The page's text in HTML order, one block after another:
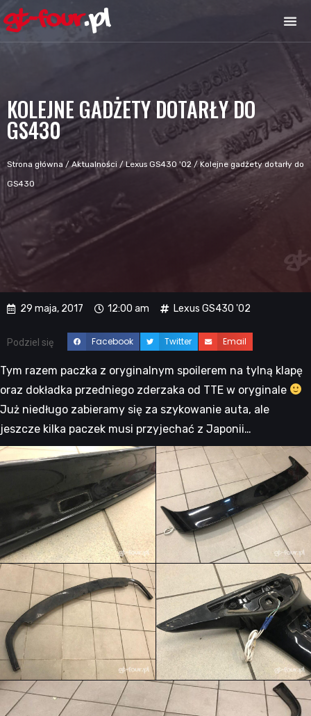
KOLEJNE GADŻETY DOTARŁY DO
GS430
Strona główna /Aktualności /Lexus GS430 '02 /Kolejne gadżety dotarły do
GS430
29 maja, 2017 12:00 am Lexus GS430 '02
Podziel się Facebook Twitter Email
Tym razem paczka z oryginalnym spoilerem na tylną klapę
oraz dokładka przedniego zderzaka od TTE w oryginale
Już niedługo zabieramy się za szykowanie auta, ale
jeszcze kilka paczek musi przyjechać z Japonii…